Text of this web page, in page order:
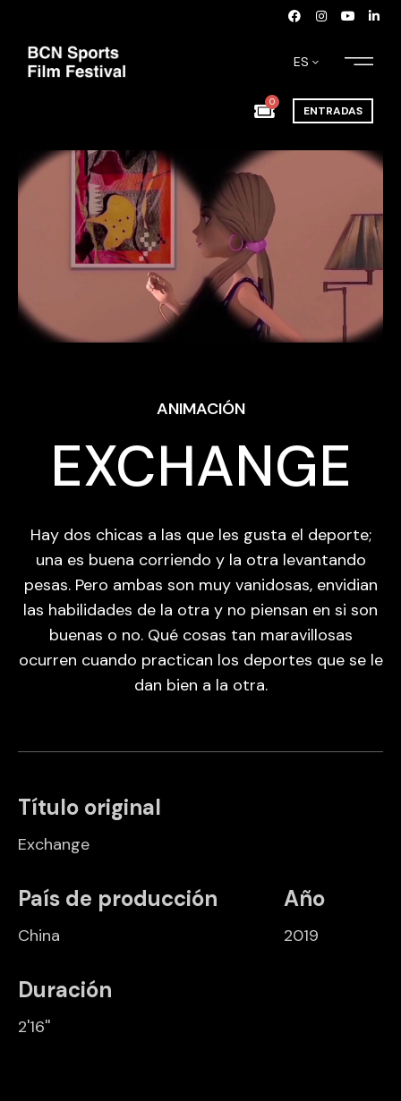
ES
0
ENTRADAS
ANIMACIÓN
EXCHANGE
Hay dos chicas a las que les gusta el deporte;
una es buena corriendo y la otra levantando
pesas. Pero ambas son muy vanidosas, envidian
las habilidades de la otra y no piensan en si son
buenas o no. Qué cosas tan maravillosas
ocurren cuando practican los deportes que se le
dan bien a la otra.
Título original
Exchange
País de producción
China
Año
2019
Duración
2'16''